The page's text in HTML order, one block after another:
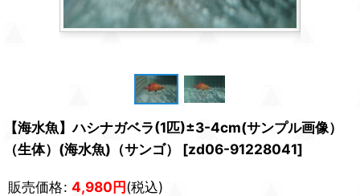
【海水魚】ハシナガベラ(1匹)±3-4cm(サンプル画像）
（生体）(海水魚)（サンゴ）
[zd06-91228041]
販売価格: 4,980円(税込)